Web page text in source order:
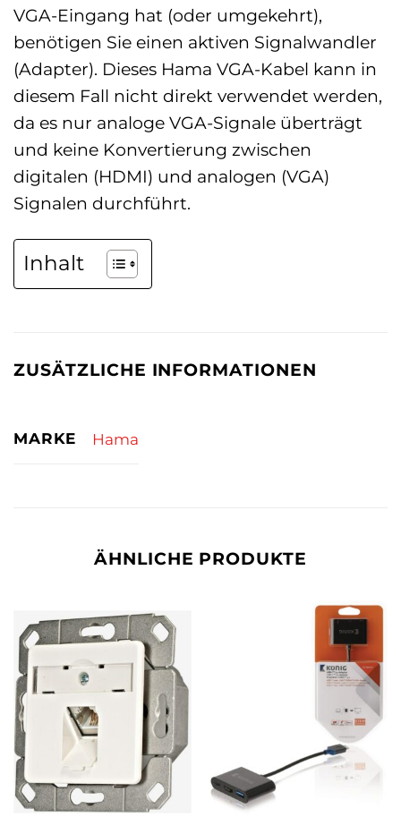
VGA-Eingang hat (oder umgekehrt),
benötigen Sie einen aktiven Signalwandler
(Adapter). Dieses Hama VGA-Kabel kann in
diesem Fall nicht direkt verwendet werden,
da es nur analoge VGA-Signale überträgt
und keine Konvertierung zwischen
digitalen (HDMI) und analogen (VGA)
Signalen durchführt.
Inhalt
ZUSÄTZLICHE INFORMATIONEN
MARKE Hama
ÄHNLICHE PRODUKTE